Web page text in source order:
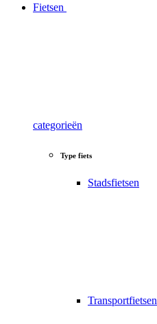
Fietsen
categorieën
Type fiets
Stadsfietsen
Transportfietsen